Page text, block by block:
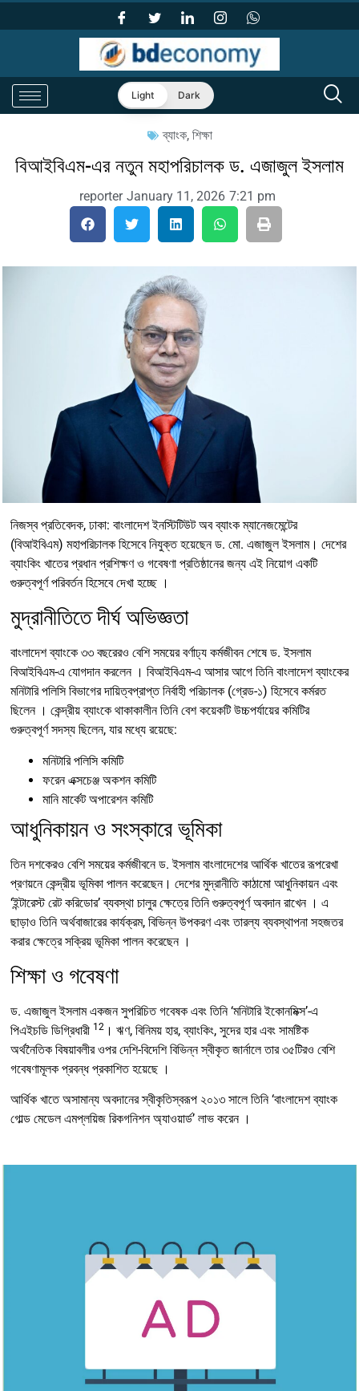
Light Dark
ব্যাংক, শিক্ষা
বিআইবিএম-এর নতুন মহাপরিচালক ড. এজাজুল ইসলাম
reporter January 11, 2026 7:21 pm
নিজস্ব প্রতিবেদক, ঢাকা: বাংলাদেশ ইনস্টিটিউট অব ব্যাংক ম্যানেজমেন্টের
(বিআইবিএম) মহাপরিচালক হিসেবে নিযুক্ত হয়েছেন ড. মো. এজাজুল ইসলাম। দেশের
ব্যাংকিং খাতের প্রধান প্রশিক্ষণ ও গবেষণা প্রতিষ্ঠানের জন্য এই নিয়োগ একটি
গুরুত্বপূর্ণ পরিবর্তন হিসেবে দেখা হচ্ছে ।
মুদ্রানীতিতে দীর্ঘ অভিজ্ঞতা
বাংলাদেশ ব্যাংকে ৩৩ বছরেরও বেশি সময়ের বর্ণাঢ্য কর্মজীবন শেষে ড. ইসলাম
বিআইবিএম-এ যোগদান করলেন । বিআইবিএম-এ আসার আগে তিনি বাংলাদেশ ব্যাংকের
মনিটারি পলিসি বিভাগের দায়িত্বপ্রাপ্ত নির্বাহী পরিচালক (গ্রেড-১) হিসেবে কর্মরত
ছিলেন । কেন্দ্রীয় ব্যাংকে থাকাকালীন তিনি বেশ কয়েকটি উচ্চপর্যায়ের কমিটির
গুরুত্বপূর্ণ সদস্য ছিলেন, যার মধ্যে রয়েছে:
মনিটারি পলিসি কমিটি
ফরেন এক্সচেঞ্জ অকশন কমিটি
মানি মার্কেট অপারেশন কমিটি
আধুনিকায়ন ও সংস্কারে ভূমিকা
তিন দশকেরও বেশি সময়ের কর্মজীবনে ড. ইসলাম বাংলাদেশের আর্থিক খাতের রূপরেখা
প্রণয়নে কেন্দ্রীয় ভূমিকা পালন করেছেন। দেশের মুদ্রানীতি কাঠামো আধুনিকায়ন এবং
‘ইন্টারেস্ট রেট করিডোর’ ব্যবস্থা চালুর ক্ষেত্রে তিনি গুরুত্বপূর্ণ অবদান রাখেন । এ
ছাড়াও তিনি অর্থবাজারের কার্যক্রম, বিভিন্ন উপকরণ এবং তারল্য ব্যবস্থাপনা সহজতর
করার ক্ষেত্রে সক্রিয় ভূমিকা পালন করেছেন ।
শিক্ষা ও গবেষণা
ড. এজাজুল ইসলাম একজন সুপরিচিত গবেষক এবং তিনি ‘মনিটারি ইকোনমিক্স’-এ
পিএইচডি ডিগ্রিধারী 12 । ঋণ, বিনিময় হার, ব্যাংকিং, সুদের হার এবং সামষ্টিক
অর্থনৈতিক বিষয়াবলীর ওপর দেশি-বিদেশি বিভিন্ন স্বীকৃত জার্নালে তার ৩৫টিরও বেশি
গবেষণামূলক প্রবন্ধ প্রকাশিত হয়েছে ।
আর্থিক খাতে অসামান্য অবদানের স্বীকৃতিস্বরূপ ২০১৩ সালে তিনি ‘বাংলাদেশ ব্যাংক
গোল্ড মেডেল এমপ্লয়িজ রিকগনিশন অ্যাওয়ার্ড’ লাভ করেন ।